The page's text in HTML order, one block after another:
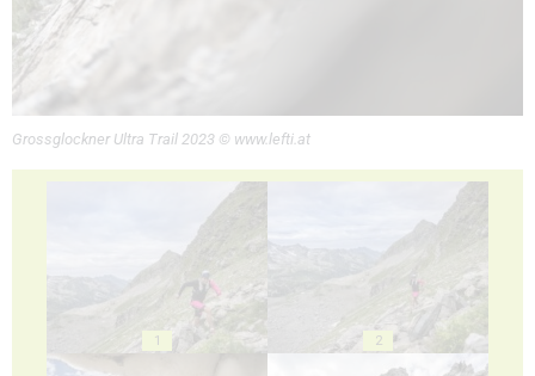
Grossglockner Ultra Trail 2023 © www.lefti.at
1 2